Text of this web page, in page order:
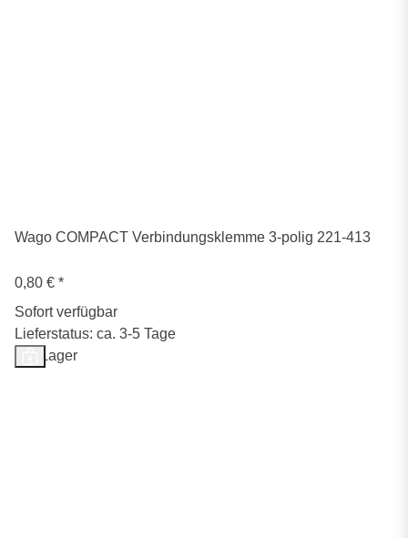
Wago COMPACT Verbindungsklemme 3-polig 221-413
0,80 € *
Sofort verfügbar
Lieferstatus: ca. 3-5 Tage
Auf Lager